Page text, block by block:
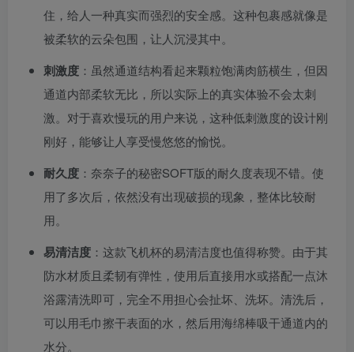
住，给人一种真实而强烈的安全感。这种包裹感就像是
被柔软的云朵包围，让人沉浸其中。
刺激度 ：虽然通道结构看起来颗粒饱满肉筋横生，但因
通道内部柔软无比，所以实际上的真实体验不会太刺
激。对于喜欢慢玩的用户来说，这种低刺激度的设计刚
刚好，能够让人享受慢悠悠的愉悦。
耐久度 ：奈奈子的秘密SOFT版的耐久度表现不错。使
用了多次后，依然没有出现破损的现象，整体比较耐
用。
易清洁度 ：这款飞机杯的易清洁度也值得称赞。由于其
防水材质且柔韧有弹性，使用后直接用水或搭配一点沐
浴露清洗即可，完全不用担心会扯坏、洗坏。清洗后，
可以用毛巾擦干表面的水，然后用海绵棒吸干通道内的
水分。